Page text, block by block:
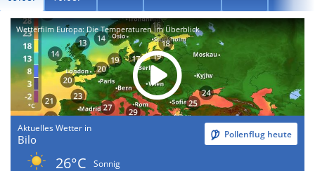
Wetterfilm Europa: Die Temperaturen im Überblick
Aktuelles Wetter in
Bilo Pollenflug heute
26°C
Sonnig